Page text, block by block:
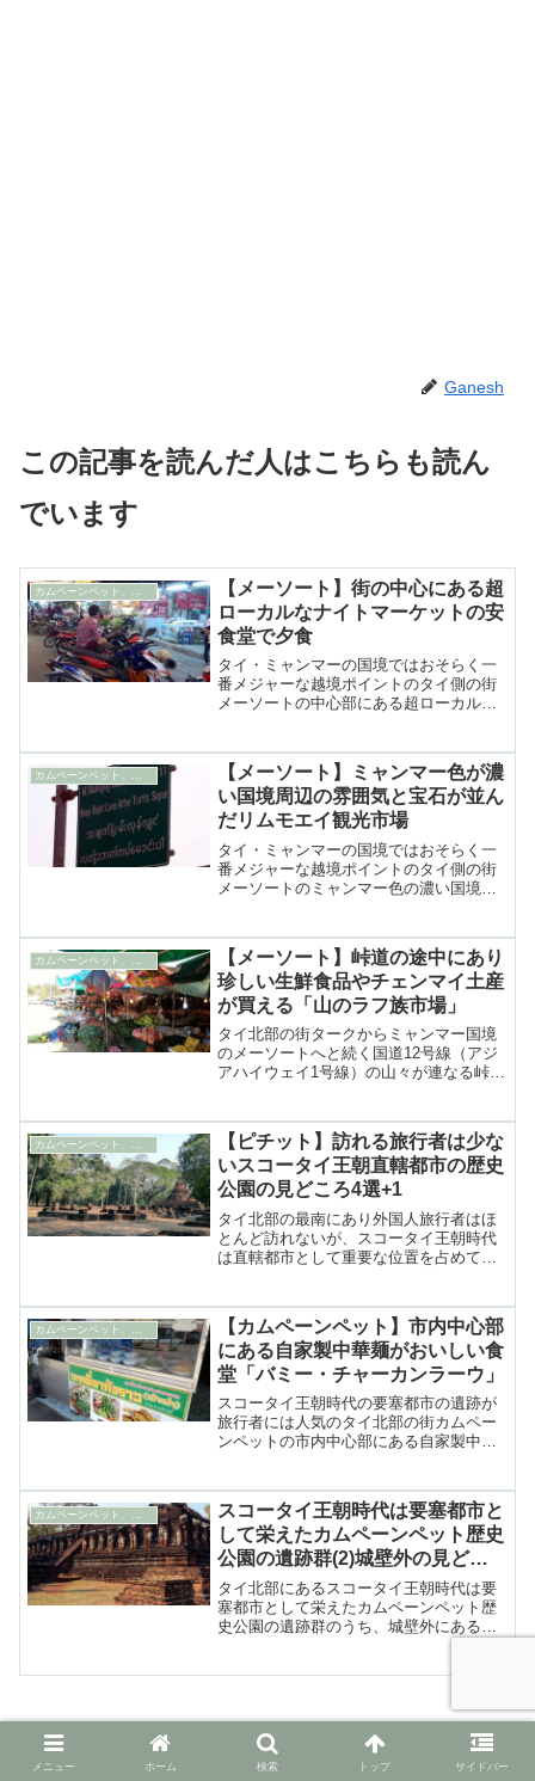
Ganesh
この記事を読んだ人はこちらも読ん
でいます
【メーソート】街の中心にある超
ローカルなナイトマーケットの安
食堂で夕食
タイ・ミャンマーの国境ではおそらく一
番メジャーな越境ポイントのタイ側の街
メーソートの中心部にある超ローカルな
カムペーンペット、ピチット&メーソート
【メーソート】ミャンマー色が濃
い国境周辺の雰囲気と宝石が並ん
だリムモエイ観光市場
タイ・ミャンマーの国境ではおそらく一
番メジャーな越境ポイントのタイ側の街
メーソートのミャンマー色の濃い国境周
場などの見どころの紹介
【メーソート】峠道の途中にあり
珍しい生鮮食品やチェンマイ土産
が買える「山のラフ族市場」
タイ北部の街タークからミャンマー国境
のメーソートへと続く国道12号線（アジ
アハイウェイ1号線）の山々が連なる峠道
うことができる「タラート・ドーイ・ム
ース―（山のラフ族市場）」の紹介
カムペーンペット、ピチット&メーソート
【ピチット】訪れる旅行者は少な
いスコータイ王朝直轄都市の歴史
公園の見どころ4選+1
タイ北部の最南にあり外国人旅行者はほ
とんど訪れないが、スコータイ王朝時代
は直轄都市として重要な位置を占めてい
カムペーンペット、ピチット&メーソート
【カムペーンペット】市内中心部
にある自家製中華麺がおいしい食
堂「バミー・チャーカンラーウ」
スコータイ王朝時代の要塞都市の遺跡が
旅行者には人気のタイ北部の街カムペー
ンペットの市内中心部にある自家製中華
スコータイ王朝時代は要塞都市と
して栄えたカムペーンペット歴史
公園の遺跡群(2)城壁外の見どこ
ろ
タイ北部にあるスコータイ王朝時代は要
塞都市として栄えたカムペーンペット歴
史公園の遺跡群のうち、城壁外にある見
【チェンマイで暮らす】郊外の家
メニュー ホーム 検索 トップ サイドバー